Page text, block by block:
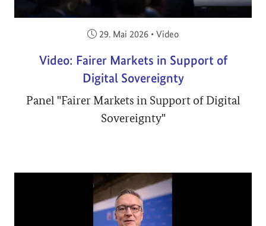
Veröffentlicht am:
29. Mai 2026 • Video
Video: Fairer Markets in Support of
Digital Sovereignty
Panel "Fairer Markets in Support of Digital
Sovereignty"